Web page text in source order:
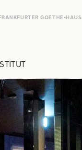
GOETHE-HAUS